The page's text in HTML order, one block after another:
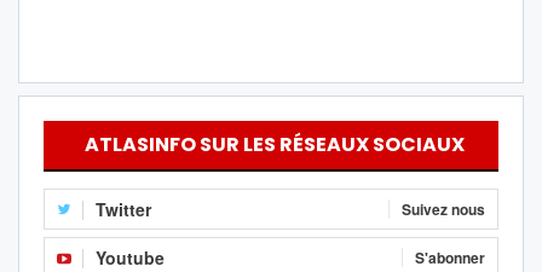
ATLASINFO SUR LES RÉSEAUX SOCIAUX
Twitter Suivez nous
Youtube S'abonner